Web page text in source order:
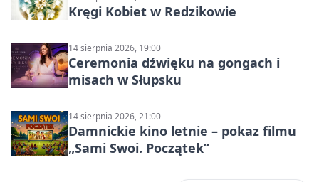
Kręgi Kobiet w Redzikowie
14 sierpnia 2026, 19:00
Ceremonia dźwięku na gongach i
misach w Słupsku
14 sierpnia 2026, 21:00
Damnickie kino letnie – pokaz filmu
„Sami Swoi. Początek”